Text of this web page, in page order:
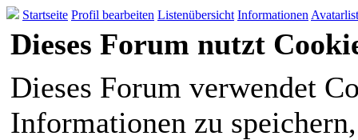
Startseite Profil bearbeiten Listenübersicht Informationen
Dieses Forum nutzt
Dieses Forum verwendet
Informationen zu